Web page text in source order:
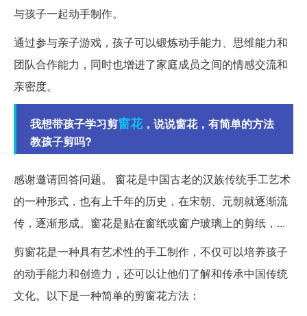
与孩子一起动手制作。
通过参与亲子游戏，孩子可以锻炼动手能力、思维能力和
团队合作能力，同时也增进了家庭成员之间的情感交流和
亲密度。
我想带孩子学习剪窗花，说说窗花，有简单的方法
教孩子剪吗?
感谢邀请回答问题。 窗花是中国古老的汉族传统手工艺术
的一种形式，也有上千年的历史，在宋朝、元朝就逐渐流
传，逐渐形成。窗花是贴在窗纸或窗户玻璃上的剪纸，...
剪窗花是一种具有艺术性的手工制作，不仅可以培养孩子
的动手能力和创造力，还可以让他们了解和传承中国传统
文化。以下是一种简单的剪窗花方法：